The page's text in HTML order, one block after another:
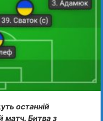
останній
матч. Битва з